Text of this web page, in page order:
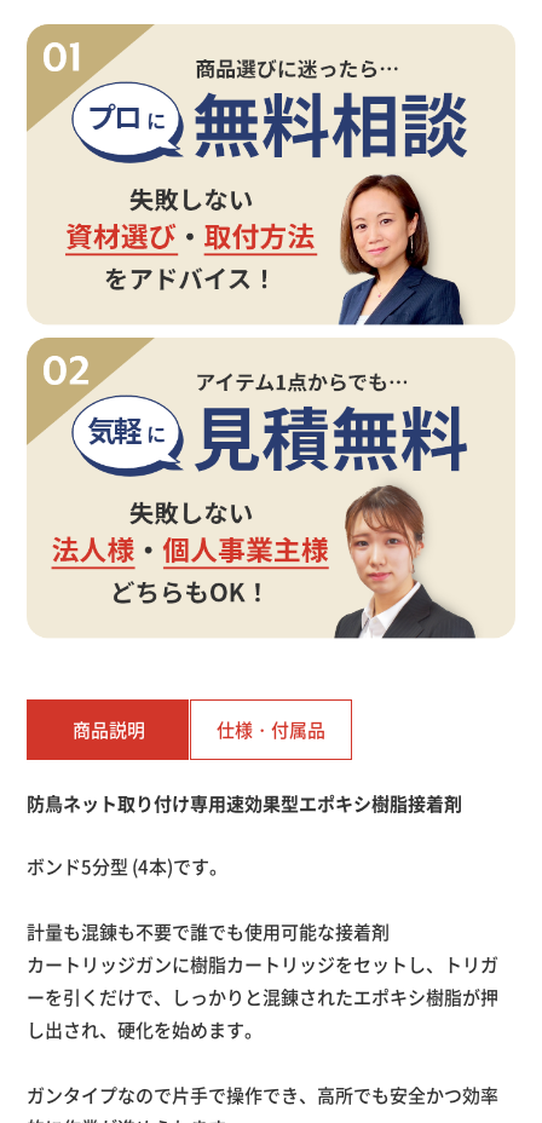
商品説明 仕様・ 付属品
防鳥ネット取り付け専用速効果型エポキシ樹脂接着剤
ボンド5分型 (4本)です。
計量も混錬も不要で誰でも使用可能な接着剤
カートリッジガンに樹脂カートリッジをセットし、トリガ
ーを引くだけで、しっかりと混錬されたエポキシ樹脂が押
し出され、硬化を始めます。
ガンタイプなので片手で操作でき、高所でも安全かつ効率